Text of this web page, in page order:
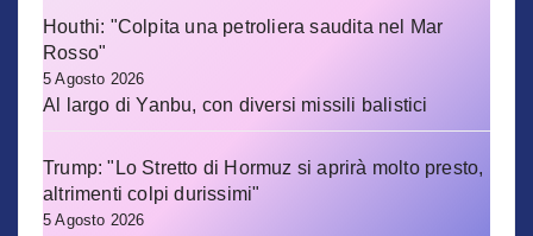
Houthi: "Colpita una petroliera saudita nel Mar
Rosso"
5 Agosto 2026
Al largo di Yanbu, con diversi missili balistici
Trump: "Lo Stretto di Hormuz si aprirà molto presto,
altrimenti colpi durissimi"
5 Agosto 2026